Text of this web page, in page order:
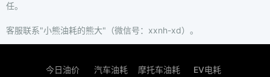
任。
客服联系"小熊油耗的熊大"（微信号：xxnh-xd）。
今日油价 汽车油耗 摩托车油耗 EV电耗